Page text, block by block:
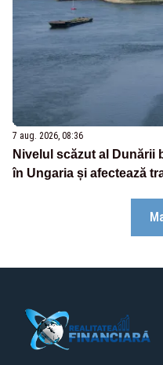
7 aug. 2026, 08:36
Nivelul scăzut al Dunării
în Ungaria și afectează